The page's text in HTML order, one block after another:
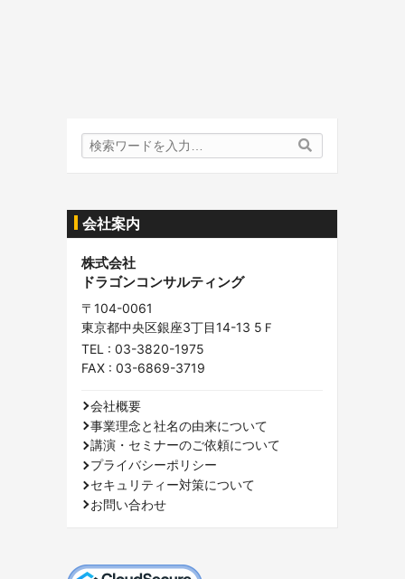
検
索
会社案内
株式会社
ドラゴンコンサルティング
〒104-0061
東京都中央区銀座3丁目14-13 5Ｆ
TEL : 03-3820-1975
FAX : 03-6869-3719
会社概要
事業理念と社名の由来について
講演・セミナーのご依頼について
プライバシーポリシー
セキュリティー対策について
お問い合わせ